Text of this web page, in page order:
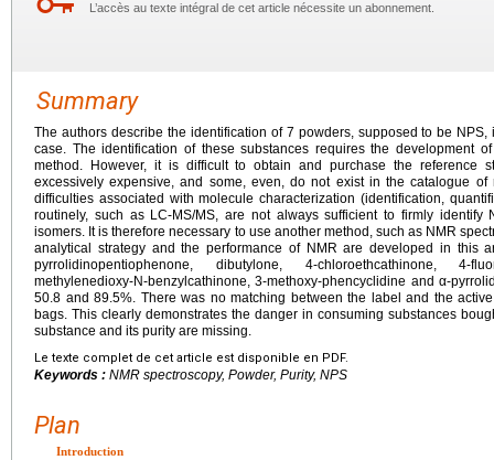
L’accès au texte intégral de cet article nécessite un abonnement.
Summary
The authors describe the identification of 7 powders, supposed to be
case. The identification of these substances requires the development
method. However, it is difficult to obtain and purchase the reference
excessively expensive, and some, even, do not exist in the catalogue
difficulties associated with molecule characterization (identification,
routinely, such as LC-MS/MS, are not always sufficient to firmly
isomers. It is therefore necessary to use another method, such as NMR
analytical strategy and the performance of NMR are developed in this
pyrrolidinopentiophenone, dibutylone, 4-chloroethcathinone, 4-
methylenedioxy-N-benzylcathinone, 3-methoxy-phencyclidine and α-
50.8 and 89.5%. There was no matching between the label and the
bags. This clearly demonstrates the danger in consuming substances
substance and its purity are missing.
Le texte complet de cet article est disponible en PDF.
Keywords : NMR spectroscopy, Powder, Purity, NPS
Plan
Introduction